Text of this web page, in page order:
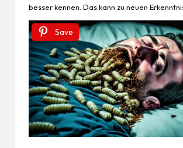
besser kennen. Das kann zu neuen
Save